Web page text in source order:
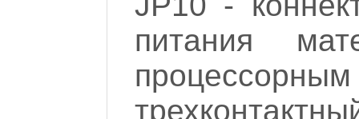
питания